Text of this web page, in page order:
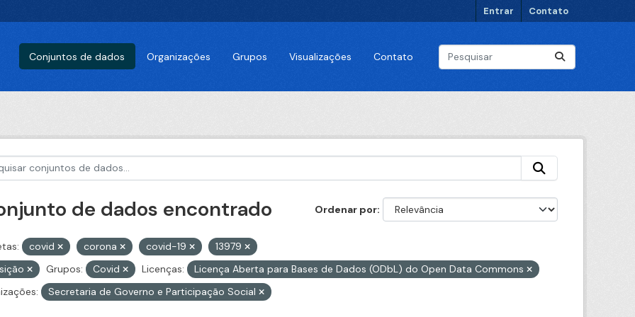
Entrar Contato
Conjuntos de dados Organizações Grupos Visualizações Contato
Ordenar por
de dados encontrado
covid corona covid-19
13979
Grupos: Covid Licenças:
Licença Aberta para Bases de Dados (ODbL) do Open Data Commons
Secretaria de Governo e Participação Social